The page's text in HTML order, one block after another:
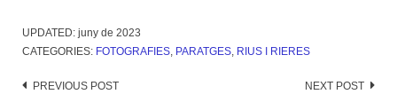
UPDATED: juny de 2023
CATEGORIES: FOTOGRAFIES PARATGES RIUS I RIERES
Post
PREVIOUS POST NEXT POST